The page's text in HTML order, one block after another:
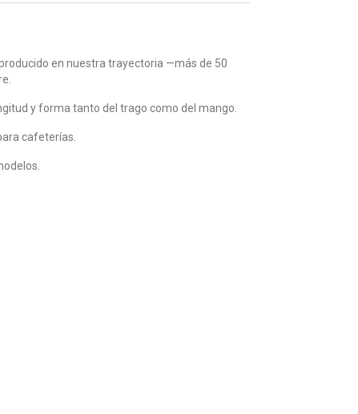
en nuestra trayectoria —más de 50
y forma tanto del trago como del mango.
cafeterías.